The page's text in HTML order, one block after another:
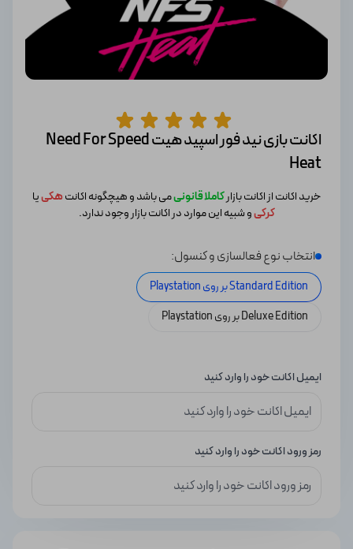
اکانت بازی نید فور اسپید هیت Need For Speed
Heat
خرید اکانت از اکانت بازارکاملا قانونیمی باشد و هیچگونه اکانتهکییا
کرکیو شبیه این موارد در اکانت بازار وجود ندارد.
انتخاب نوع فعالسازی و کنسول:
Standard Edition بر روی Playstation
Deluxe Edition بر روی Playstation
ایمیل اکانت خود را وارد کنید
رمز ورود اکانت خود را وارد کنید